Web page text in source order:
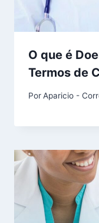
O que é
Termos de
PorAparicio -